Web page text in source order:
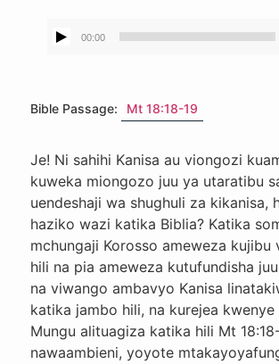
Kicheza
00:00
Bible Passage: Mt 18:18-19
Je! Ni sahihi Kanisa au viongozi
kuweka miongozo juu ya utaratibu
uendeshaji wa shughuli za kikanisa,
haziko wazi katika Biblia? Katika
mchungaji Korosso ameweza kujibu
hili na pia ameweza kutufundisha
na viwango ambavyo Kanisa
katika jambo hili, na kurejea kwenye
Mungu alituagiza katika hili Mt
nawaambieni, yoyote